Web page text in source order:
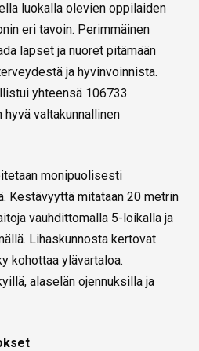
luokalla olevien oppilaiden
eri tavoin. Perimmäinen
lapset ja nuoret pitämään
ja hyvinvoinnista.
yhteensä 106733
valtakunnallinen
monipuolisesti
Kestävyyttä mitataan 20 metrin
vauhdittomalla 5-loikalla ja
Lihaskunnosta kertovat
kohottaa ylävartaloa.
alaselän ojennuksilla ja